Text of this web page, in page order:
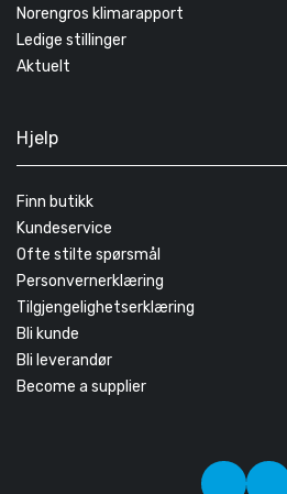
Norengros klimarapport
Ledige stillinger
Aktuelt
Hjelp
Finn butikk
Kundeservice
Ofte stilte spørsmål
Personvernerklæring
Tilgjengelighetserklæring
Bli kunde
Bli leverandør
Become a supplier